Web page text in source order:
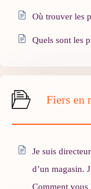
Où trouver les
Quels sont les
Fiers en
Je suis
d’un magasin.
Comment vous